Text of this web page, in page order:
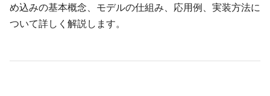
め込みの基本概念、モデルの仕組み、応用例、実装方法に
ついて詳しく解説します。